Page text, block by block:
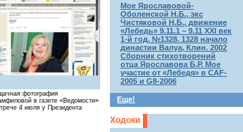
фотография
в газете «Ведомости»
4 июля у Президента
Мое Ярославовой-
Оболенской Н.Б., экс
Чистяковой Н.Б., движение
«Лебедь» 9.11.1 – 9.11 XXI век
1-й год. №1328. 1328 начало
династии Валуа, Клин. 2002
Сборник стихотворений
отца Ярославова Б.Р. Мое
участие от «Лебедя» в CAF-
2005 и G8-2006
Еще!
Ходоки